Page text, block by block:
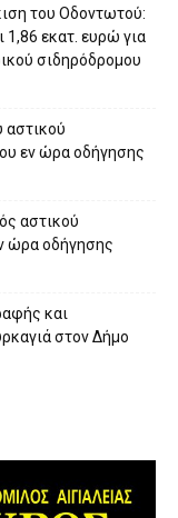
του Οδοντωτού:
1,86 εκατ. ευρώ για
σιδηρόδρομου
αστικού
εν ώρα οδήγησης
αστικού
ώρα οδήγησης
και
στον Δήμο